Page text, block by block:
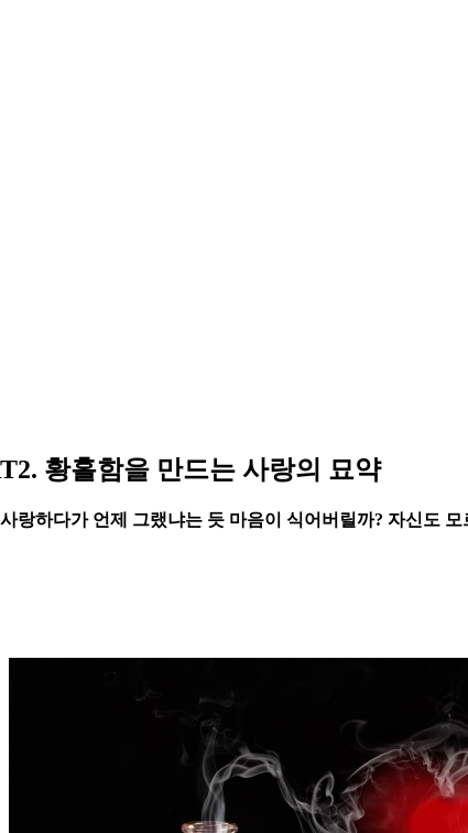
황홀함을 만드는 사랑의 묘약
랑하다가 언제 그랬냐는 듯 마음이 식어버릴까? 자신도